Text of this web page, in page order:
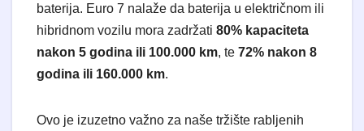
baterija. Euro 7 nalaže da baterija u električnom ili
hibridnom vozilu mora zadržati 80% kapaciteta
nakon 5 godina ili 100.000 km, te 72% nakon 8
godina ili 160.000 km.
​Ovo je izuzetno važno za naše tržište rabljenih